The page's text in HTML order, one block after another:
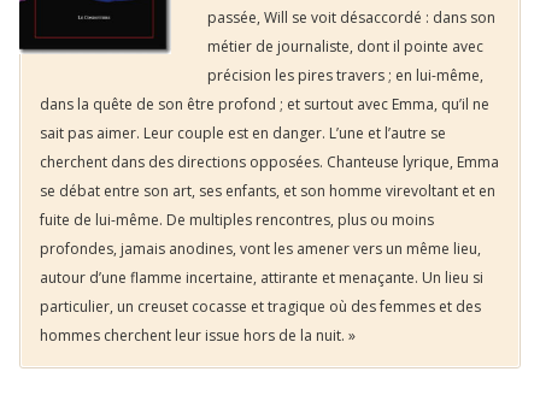
passée, Will se voit désaccordé : dans son
métier de journaliste, dont il pointe avec
précision les pires travers ; en lui-même,
dans la quête de son être profond ; et surtout avec Emma, qu’il ne
sait pas aimer. Leur couple est en danger. L’une et l’autre se
cherchent dans des directions opposées. Chanteuse lyrique, Emma
se débat entre son art, ses enfants, et son homme virevoltant et en
fuite de lui-même. De multiples rencontres, plus ou moins
profondes, jamais anodines, vont les amener vers un même lieu,
autour d’une flamme incertaine, attirante et menaçante. Un lieu si
particulier, un creuset cocasse et tragique où des femmes et des
hommes cherchent leur issue hors de la nuit. »